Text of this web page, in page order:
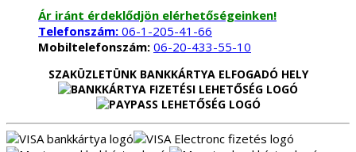
Ár iránt érdeklődjön elérhetőségeinken!
Telefonszám: 06-1-205-41-66
Mobiltelefonszám: 06-20-433-55-10
SZAKÜZLETÜNK BANKKÁRTYA ELFOGADÓ HELY